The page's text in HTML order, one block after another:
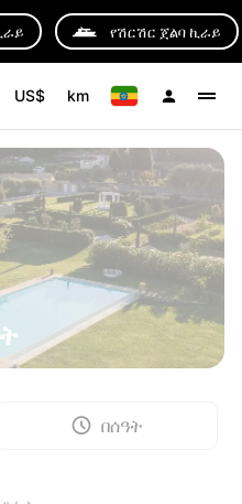
የሽርሽር ጀልባ ኪራይ
US$ km
በሰዓት